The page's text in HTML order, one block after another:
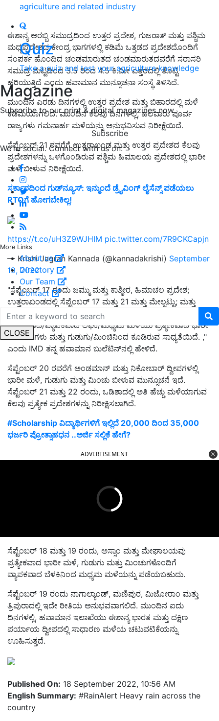
agriculture and related industry
Quiz
Take a quiz and test your agriculture knowledge
Magazine
Subscribe to our print & digital magazines now
Subscribe
We're social. Connect with us on:
More Links
About us
Directory
Our Team
Contact
CLOSE
ಈಶಾನ್ಯ ಅರಬ್ಬಿ ಸಮುದ್ರದಿಂದ ಉತ್ತರ ಪ್ರದೇಶ, ಗುಜರಾತ್ ಮತ್ತು ಪಶ್ಚಿಮ
ಮಧ್ಯಪ್ರದೇಶದ ಕೇಂದ್ರ ಭಾಗಗಳಲ್ಲಿ ಕಡಿಮೆ ಒತ್ತಡದ ಪ್ರದೇಶದೊಂದಿಗೆ
ಸಂಪರ್ಕ ಹೊಂದಿದ ಚಂಡಮಾರುತದ ಚಂಡಮಾರುತದವರೆಗೆ ಸರಾಸರಿ
ಸಮುದ್ರ ಮಟ್ಟದಿಂದ 3.5 ರಿಂದ 4.5 ಕಿ.ಮೀ ಎತ್ತರದಲ್ಲಿ ತೊಟ್ಟಿ
ಹರಿಯುತ್ತಿದೆ ಎಂದು ಹವಾಮಾನ ಮುನ್ಸೂಚನಾ ಸಂಸ್ಥೆ ತಿಳಿಸಿದೆ.
ಮುಂದಿನ ಎರಡು ದಿನಗಳಲ್ಲಿ ಉತ್ತರ ಪ್ರದೇಶ ಮತ್ತು ಬಿಹಾರದಲ್ಲಿ ಮಳೆ
ಕಡಿಮೆಯಾಗಲಿದೆ. ಮುಂದಿನ ಕೆಲವು ದಿನಗಳಲ್ಲಿ, ಹಲವಾರು ಪೂರ್ವ
ರಾಜ್ಯಗಳು ಗಮನಾರ್ಹ ಮಳೆಯನ್ನು ಅನುಭವಿಸುವ ನಿರೀಕ್ಷೆಯಿದೆ.
ಸೆಪ್ಟೆಂಬರ್ 21 ರವರೆಗೆ ಉತ್ತರಾಖಂಡ ಮತ್ತು ಉತ್ತರ ಪ್ರದೇಶದ ಕೆಲವು
ಪ್ರದೇಶಗಳನ್ನು ಒಳಗೊಂಡಿರುವ ಪಶ್ಚಿಮ ಹಿಮಾಲಯ ಪ್ರದೇಶದಲ್ಲಿ ಭಾರೀ
ಮಳೆ ಬೀಳುವ ನಿರೀಕ್ಷೆಯಿದೆ.
ಸರ್ಕಾರದಿಂದ ಗುಡ್‌ನ್ಯೂಸ್‌: ಇನ್ಮುಂದೆ ಡ್ರೈವಿಂಗ್‌ ಲೈಸೆನ್ಸ್‌ ಪಡೆಯಲು
RTOಗೆ ಹೋಗಬೇಕಿಲ್ಲ!
https://t.co/uH3Z9WJHIM pic.twitter.com/7R9CKCapjn
— Krishi Jagran Kannada (@kannadakrishi) September
19, 2022
"ಸೆಪ್ಟೆಂಬರ್ 17 ರಂದು ಜಮ್ಮು ಮತ್ತು ಕಾಶ್ಮೀರ, ಹಿಮಾಚಲ ಪ್ರದೇಶ;
ಉತ್ತರಾಖಂಡದಲ್ಲಿ ಸೆಪ್ಟೆಂಬರ್ 17 ಮತ್ತು 21 ಮತ್ತು ಮೇಲ್ಪಟ್ಟು; ಮತ್ತು
ಸೆಪ್ಟೆಂಬರ್ 17, 20 ಮತ್ತು 21 ರಂದು ಪೂರ್ವ ಉತ್ತರ ಪ್ರದೇಶದಲ್ಲಿ ಸಾಕಷ್ಟು
ವ್ಯಾಪಕವಾದ/ವ್ಯಾಪಕವಾದ ಲಘು/ಮಧ್ಯಮ ಮಳೆಯು ಪ್ರತ್ಯೇಕವಾದ ಭಾರೀ
ಬೀಳುವಿಕೆಗಳು ಮತ್ತು ಗುಡುಗು/ಮಿಂಚಿನಿಂದ ಕೂಡಿರುವ ಸಾಧ್ಯತೆಯಿದೆ. ,"
ಎಂದು IMD ತನ್ನ ಹವಾಮಾನ ಬುಲೆಟಿನ್‌ನಲ್ಲಿ ಹೇಳಿದೆ.
ಸೆಪ್ಟೆಂಬರ್ 20 ರವರೆಗೆ ಅಂಡಮಾನ್ ಮತ್ತು ನಿಕೋಬಾರ್ ದ್ವೀಪಗಳಲ್ಲಿ
ಭಾರೀ ಮಳೆ, ಗುಡುಗು ಮತ್ತು ಮಿಂಚು ಬೀಳುವ ಮುನ್ಸೂಚನೆ ಇದೆ.
ಸೆಪ್ಟೆಂಬರ್ 21 ಮತ್ತು 22 ರಂದು, ಒಡಿಶಾದಲ್ಲಿ ಅತಿ ಹೆಚ್ಚು ಮಳೆಯಾಗುವ
ಕೆಲವು ಪ್ರತ್ಯೇಕ ಪ್ರದೇಶಗಳನ್ನು ನಿರೀಕ್ಷಿಸಲಾಗಿದೆ.
#Scholarship ವಿದ್ಯಾರ್ಥಿಗಳಿಗೆ ಇಲ್ಲಿದೆ 20,000 ದಿಂದ 35,000
ಭರ್ಜರಿ ಪ್ರೋತ್ಸಾಹಧನ ..ಅರ್ಜಿ ಸಲ್ಲಿಕೆ ಹೇಗೆ?
ADVERTISEMENT
ಸೆಪ್ಟೆಂಬರ್ 18 ಮತ್ತು 19 ರಂದು, ಅಸ್ಸಾಂ ಮತ್ತು ಮೇಘಾಲಯವು
ಪ್ರತ್ಯೇಕವಾದ ಭಾರೀ ಮಳೆ, ಗುಡುಗು ಮತ್ತು ಮಿಂಚುಗಳೊಂದಿಗೆ
ವ್ಯಾಪಕವಾದ ಬೆಳಕಿನಿಂದ ಮಧ್ಯಮ ಮಳೆಯನ್ನು ಪಡೆಯಬಹುದು.
ಸೆಪ್ಟೆಂಬರ್ 19 ರಂದು ನಾಗಾಲ್ಯಾಂಡ್, ಮಣಿಪುರ, ಮಿಜೋರಾಂ ಮತ್ತು
ತ್ರಿಪುರಾದಲ್ಲಿ ಇದೇ ರೀತಿಯ ಅನುಭವವಾಗಲಿದೆ. ಮುಂದಿನ ಐದು
ದಿನಗಳಲ್ಲಿ, ಹವಾಮಾನ ಇಲಾಖೆಯು ಈಶಾನ್ಯ ಭಾರತ ಮತ್ತು ದಕ್ಷಿಣ
ಪರ್ಯಾಯ ದ್ವೀಪದಲ್ಲಿ ಸಾಧಾರಣ ಮಳೆಯ ಚಟುವಟಿಕೆಯನ್ನು
ಊಹಿಸುತ್ತದೆ.
Published On: 18 September 2022, 10:56 AM
English Summary: #RainAlert Heavy rain across the
country